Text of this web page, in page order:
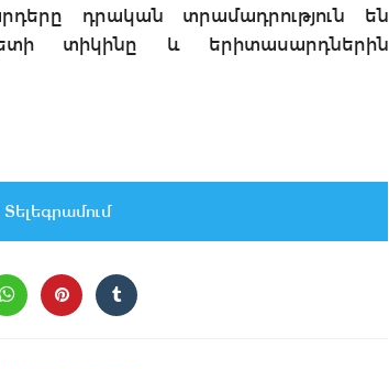
դրական տրամադրություն են
տիկինը և երիտասարդներին